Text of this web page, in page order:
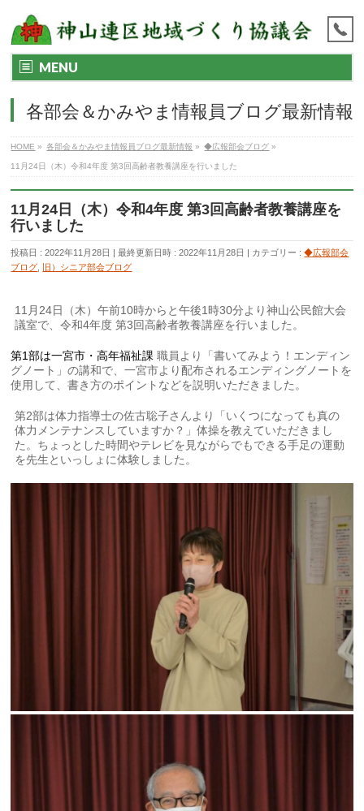
MENU
各部会＆かみやま情報員ブログ最新情報
HOME » 各部会＆かみやま情報員ブログ最新情報 » ◆広報部会ブログ »
11月24日（木）令和4年度 第3回高齢者教養講座を行いました
11月24日（木）令和4年度 第3回高齢者教養講座を
行いました
投稿日 : 2022年11月28日 最終更新日時 : 2022年11月28日 カテゴリー :◆広報部会
ブログ
旧）シニア部会ブログ
11月24日（木）午前10時からと午後1時30分より神山公民館大会
議室で、令和4年度 第3回高齢者教養講座を行いました。
第1部は一宮市・高年福祉課 職員より「書いてみよう！エンディン
グノート」の講和で、一宮市より配布されるエンディングノートを
使用して、書き方のポイントなどを説明いただきました。
第2部は体力指導士の佐古聡子さんより「いくつになっても真の
体力メンテナンスしていますか？」体操を教えていただきまし
た。ちょっとした時間やテレビを見ながらでもできる手足の運動
を先生といっしょに体験しました。